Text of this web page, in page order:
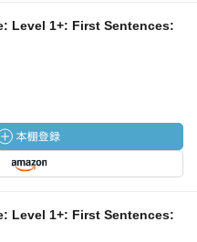
のね。
Level 1+: First Sentences:
Level 1+: First Sentences: